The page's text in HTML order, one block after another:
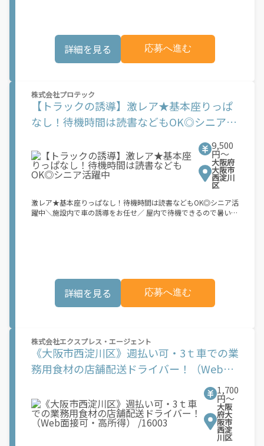
のお手伝いをお願いします！ 台車を使って荷物を運ぶので、 負
担少なく、無理な作業ができます！ 10代・20代の若い男性活躍
中！ 数名募集で積極採用中です！ ＼楽ちん作業で、しっかり稼
WEB登録OK！ ご応募～就業まで最短でご案内。 「ちょっと質問
するだけ」も大歓迎！ LINE友だち追加で求人情報を最速キャッ
チ！ 株式会社G＆G 淀川営業所
詳細を見る 応募へ進む
株式会社プロテック
【トラックの誘導】激レア★基本座りっぱ
なし！待機時間は読書などもOK◎シニア活
9,500
円〜
大阪府
大阪市
西淀川
区
激レア★基本座りっぱなし！待機時間は読書などもOK◎シニア活
躍中＼施設内で車の誘導をお任せ／ 屋内で待機できるので暑い夏
屋内休憩！ 敷地内のトラックの誘導をお任せ！ 頻繁に出入りが
あるわけではないので、待機時間はゆっくりできます♪ 本を読
む、勉強する･･･など時間の使い方は完全に自由！ トラックは1日
けます！
詳細を見る 応募へ進む
株式会社エクスプレス・エージェント
《大阪市西淀川区》週払い可・3ｔ車での業
務用食材の店舗配送ドライバー！（Web面
1,700
円〜
大阪
府大
阪市
西淀
川区